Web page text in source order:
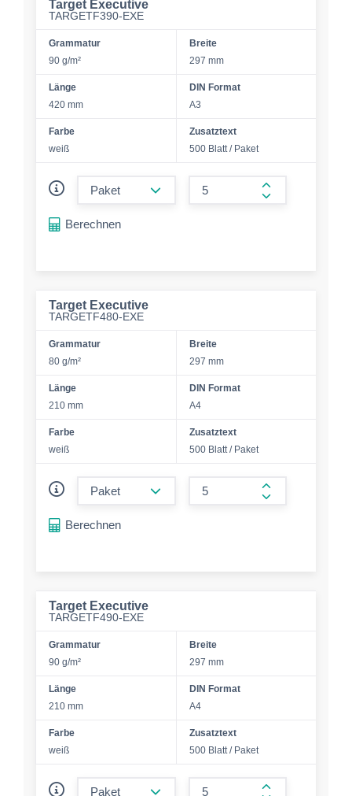
Target Executive
TARGETF390-EXE
Grammatur
90 g/m²
Breite
297 mm
Länge
420 mm
DIN Format
A3
Farbe
weiß
Zusatztext
500 Blatt / Paket
form.increase-
Berechnen
Target Executive
TARGETF480-EXE
Grammatur
80 g/m²
Breite
297 mm
Länge
210 mm
DIN Format
A4
Farbe
weiß
Zusatztext
500 Blatt / Paket
form.increase-
Berechnen
Target Executive
TARGETF490-EXE
Grammatur
90 g/m²
Breite
297 mm
Länge
210 mm
DIN Format
A4
Farbe
weiß
Zusatztext
500 Blatt / Paket